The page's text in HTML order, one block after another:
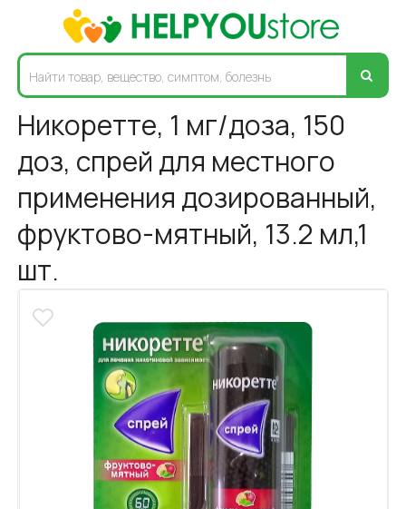
Никоретте, 1 мг/доза, 150
доз, спрей для местного
применения дозированный,
фруктово-мятный, 13.2 мл,1
шт.